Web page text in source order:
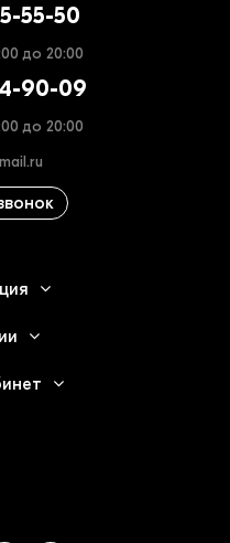
55-50
до 20:00
90-09
до 20:00